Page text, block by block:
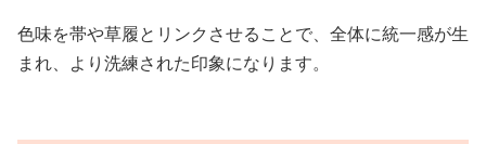
色味を帯や草履とリンクさせることで、全体に統一感が生
まれ、より洗練された印象になります。